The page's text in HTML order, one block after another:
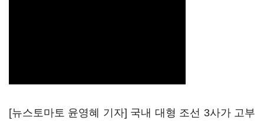
[뉴스토마토 윤영혜 기자] 국내 대형 조선 3사가 고부